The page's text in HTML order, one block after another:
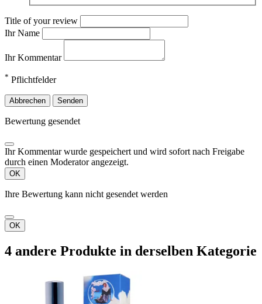
Title of your review
Ihr Name
Ihr Kommentar
* Pflichtfelder
Abbrechen Senden
Bewertung gesendet
Ihr Kommentar wurde gespeichert und wird sofort nach Freigabe
durch einen Moderator angezeigt.
OK
Ihre Bewertung kann nicht gesendet werden
OK
4 andere Produkte in derselben Kategorie